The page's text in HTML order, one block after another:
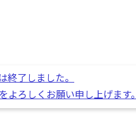
終了しました。
よろしくお願い申し上げます